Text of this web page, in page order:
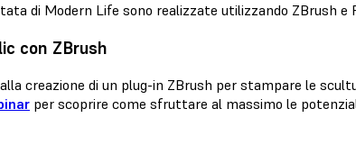
di Modern Life sono realizzate utilizzando ZBrush e
con ZBrush
creazione di un plug-in ZBrush per stampare le
per scoprire come sfruttare al massimo le